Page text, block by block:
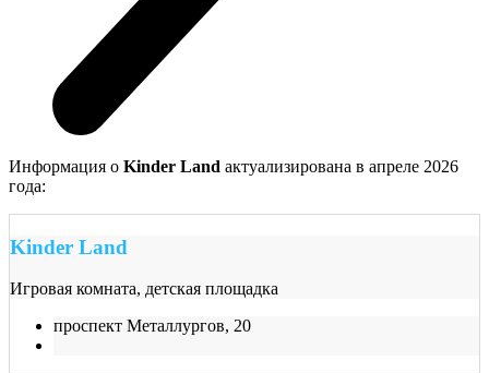
Информация о Kinder Land актуализирована в апреле 2026
года:
Kinder Land
Игровая комната, детская площадка
проспект Металлургов, 20